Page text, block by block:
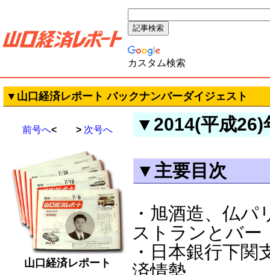
カスタム検索
▼山口経済レポート バックナンバーダイジェスト
前号へ< > 次号へ
山口経済レポート
▼2014(平成26)
▼主要目次
・旭酒造、仏
ストランとバー
・日本銀行下関